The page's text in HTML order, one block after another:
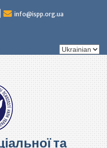
info@ispp.org.ua
Вибрати
та